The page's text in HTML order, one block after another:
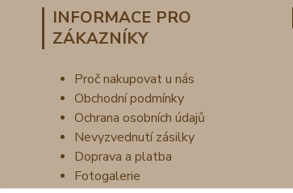
INFORMACE PRO
ZÁKAZNÍKY
Proč nakupovat u nás
Obchodní podmínky
Ochrana osobních údajů
Nevyzvednutí zásilky
Doprava a platba
Fotogalerie